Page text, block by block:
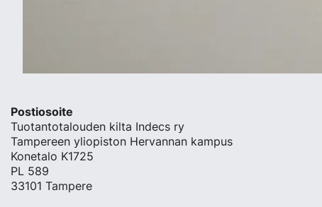
Postiosoite
Tuotantotalouden kilta Indecs ry
Tampereen yliopiston Hervannan kampus
Konetalo K1725
PL 589
33101 Tampere